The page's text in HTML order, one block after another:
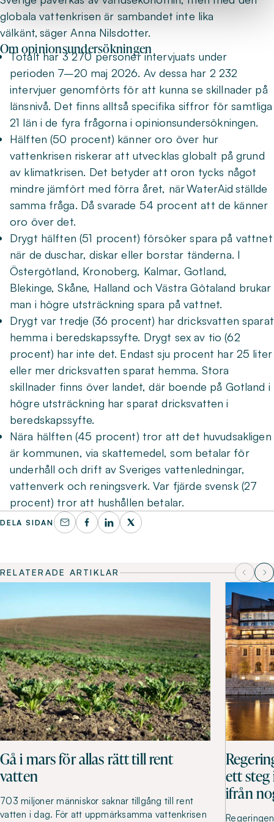
globala vattenkrisen är sambandet inte lika
välkänt, säger Anna Nilsdotter.
Om opinionsundersökningen
Totalt har 3 270 personer intervjuats under
perioden 7–20 maj 2026. Av dessa har 2 232
intervjuer genomförts för att kunna se skillnader på
länsnivå. Det finns alltså specifika siffror för samtliga
21 län i de fyra frågorna i opinionsundersökningen.
Hälften (50 procent) känner oro över hur
vattenkrisen riskerar att utvecklas globalt på grund
av klimatkrisen. Det betyder att oron tycks något
mindre jämfört med förra året, när WaterAid ställde
samma fråga. Då svarade 54 procent att de känner
oro över det.
Drygt hälften (51 procent) försöker spara på vattnet
när de duschar, diskar eller borstar tänderna. I
Östergötland, Kronoberg, Kalmar, Gotland,
Blekinge, Skåne, Halland och Västra Götaland brukar
man i högre utsträckning spara på vattnet.
Drygt var tredje (36 procent) har dricksvatten sparat
hemma i beredskapssyfte. Drygt sex av tio (62
procent) har inte det. Endast sju procent har 25 liter
eller mer dricksvatten sparat hemma. Stora
skillnader finns över landet, där boende på Gotland i
högre utsträckning har sparat dricksvatten i
beredskapssyfte.
Nära hälften (45 procent) tror att det huvudsakligen
är kommunen, via skattemedel, som betalar för
underhåll och drift av Sveriges vattenledningar,
vattenverk och reningsverk. Var fjärde svensk (27
procent) tror att hushållen betalar.
DELA SIDAN
RELATERADE ARTIKLAR
Gå i mars för allas rätt till rent
vatten
703 miljoner människor saknar tillgång till rent
vatten i dag. För att uppmärksamma vattenkrisen
ett
ifrån